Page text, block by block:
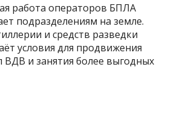
работа операторов БПЛА
подразделениям на земле.
и средств разведки
условия для продвижения
и занятия более выгодных